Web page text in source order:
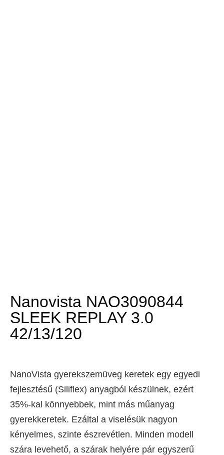
Nanovista NAO3090844
SLEEK REPLAY 3.0
42/13/120
NanoVista gyerekszemüveg keretek egy egyedi
fejlesztésű (Siliflex) anyagból készülnek, ezért
35%-kal könnyebbek, mint más műanyag
gyerekkeretek. Ezáltal a viselésük nagyon
kényelmes, szinte észrevétlen. Minden modell
szára levehető, a szárak helyére pár egyszerű